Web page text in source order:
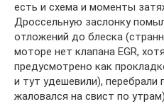
есть и схема и моменты
Дроссельную заслонку
отложений до блеска
моторе нет клапана EGR,
предусмотрено как
и тут удешевили), перебрали
жаловался на свист по